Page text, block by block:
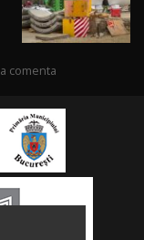
comenta